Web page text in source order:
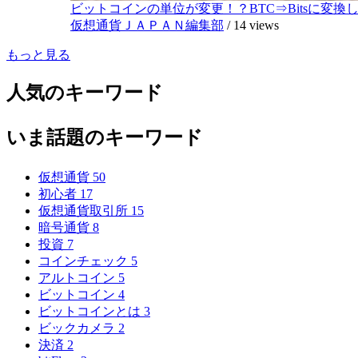
ビットコインの単位が変更！？BTC⇒Bitsに変換し
仮想通貨ＪＡＰＡＮ編集部 / 14 views
もっと見る
人気のキーワード
いま話題のキーワード
仮想通貨 50
初心者 17
仮想通貨取引所 15
暗号通貨 8
投資 7
コインチェック 5
アルトコイン 5
ビットコイン 4
ビットコインとは 3
ビックカメラ 2
決済 2